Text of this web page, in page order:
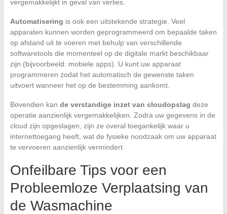
vergemakkelijkt in geval van verlies.
Automatisering is ook een uitstekende strategie. Veel
apparaten kunnen worden geprogrammeerd om bepaalde taken
op afstand uit te voeren met behulp van verschillende
softwaretools die momenteel op de digitale markt beschikbaar
zijn (bijvoorbeeld: mobiele apps). U kunt uw apparaat
programmeren zodat het automatisch de gewenste taken
uitvoert wanneer het op de bestemming aankomt.
Bovendien kan de verstandige inzet van cloudopslag deze
operatie aanzienlijk vergemakkelijken. Zodra uw gegevens in de
cloud zijn opgeslagen, zijn ze overal toegankelijk waar u
internettoegang heeft, wat de fysieke noodzaak om uw apparaat
te vervoeren aanzienlijk vermindert.
Onfeilbare Tips voor een
Probleemloze Verplaatsing van
de Wasmachine